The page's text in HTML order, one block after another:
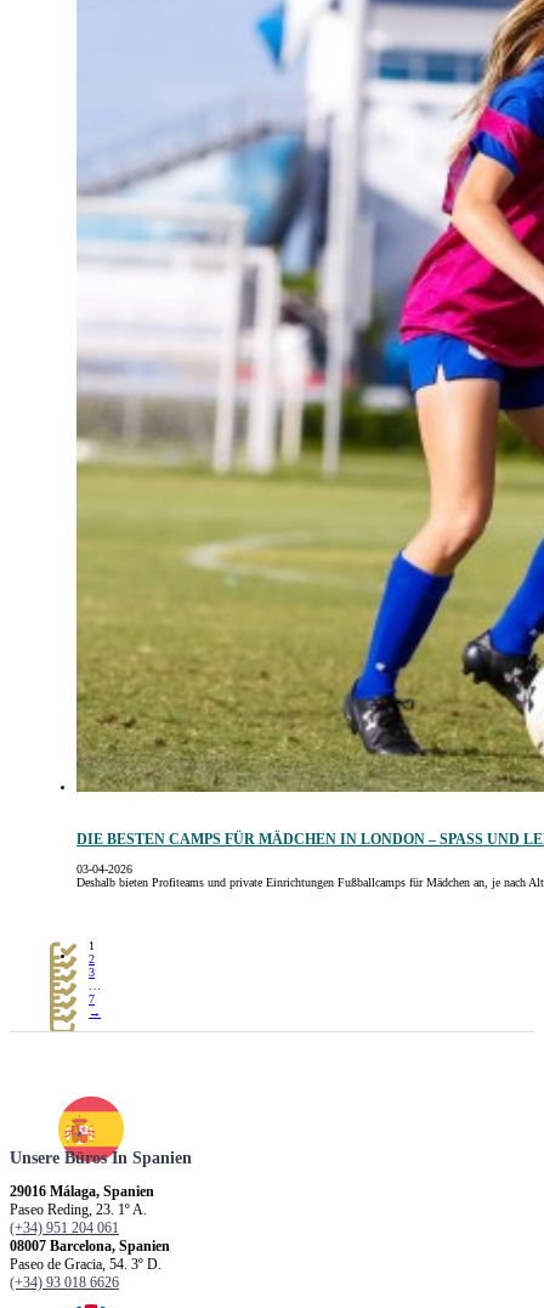
DIE BESTEN CAMPS FÜR MÄDCHEN IN LONDON – SPASS UND
03-04-2026
Deshalb bieten Profiteams und private Einrichtungen Fußballcamps für Mädchen an, je nach
1
2
3
7
→
Unsere Büros In Spanien
29016 Málaga, Spanien
Paseo Reding, 23. 1º A.
(+34) 951 204 061
08007 Barcelona, Spanien
Paseo de Gracia, 54. 3º D.
(+34) 93 018 6626